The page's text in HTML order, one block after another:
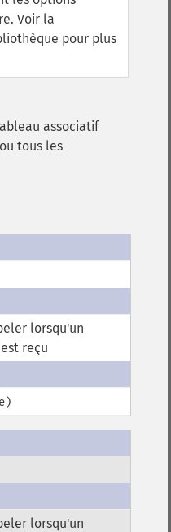
Voir la
pour plus
associatif
tous les
lorsqu'un
est reçu
lorsqu'un